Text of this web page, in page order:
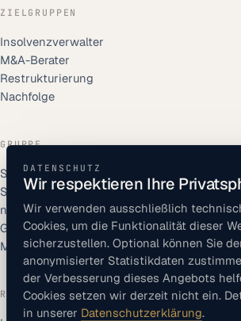
ZIELGRUPPEN
Insolvenzverwalter
M&A-Berater
Restrukturierung
Nachfolge
GRUPPE
Solipac GmbH
Soli Print
nuju GmbH
Gulfpack Solutions
MT Immobilien
RECHTLICHES
DATENSCHUTZ
Wir respektieren Ihre
Wir verwenden ausschließlich
Cookies, um die Funktionalität dieser
sicherzustellen. Optional können Sie
anonymisierter Statistikdaten
der Verbesserung dieses Angebots
Cookies setzen wir derzeit nicht ein.
in unserer Datenschutzerklärung.